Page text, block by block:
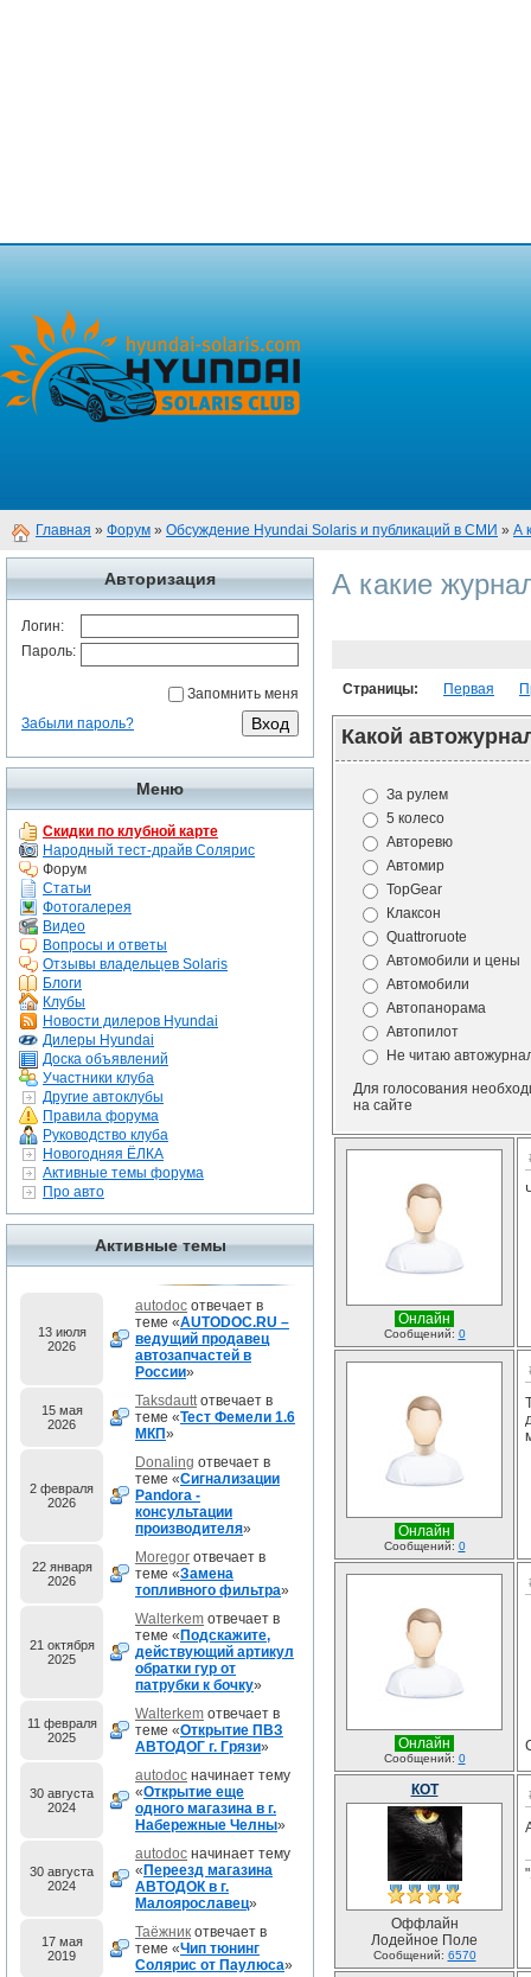
Главная » Форум » Обсуждение Hyundai Solaris и публикаций в СМИ » А
Авторизация
Логин:
Пароль:
Запомнить меня
Забыли пароль?
Меню
Скидки по клубной карте
Народный тест-драйв Солярис
Форум
Статьи
Фотогалерея
Видео
Вопросы и ответы
Отзывы владельцев Solaris
Блоги
Клубы
Новости дилеров Hyundai
Дилеры Hyundai
Доска объявлений
Участники клуба
Другие автоклубы
Правила форума
Руководство клуба
Новогодняя ЁЛКА
Активные темы форума
Про авто
Активные темы
13 июля
2026
autodoc отвечает в
теме «AUTODOC.RU –
ведущий продавец
автозапчастей в
России»
15 мая
2026
Taksdauttотвечает в
теме «Тест Фемели 1.6
МКП»
2 февраля
2026
Donaling отвечает в
теме «Сигнализации
Pandora -
консультации
производителя»
22 января
2026
Moregor отвечает в
теме «Замена
топливного фильтра»
21 октября
2025
Walterkem отвечает в
теме « Подскажите,
действующий артикул
обратки гур от
патрубки к бочку»
11 февраля
2025
Walterkem отвечает в
теме «Открытие ПВЗ
АВТОДОГ г. Грязи»
30 августа
2024
autodoc начинает тему
«Открытие еще
одного магазина в г.
Набережные Челны»
30 августа
2024
autodoc начинает тему
« Переезд магазина
АВТОДОК в г.
Малоярославец»
17 мая
2019
Таёжник отвечает в
теме «Чип тюнинг
Солярис от Паулюса»
А какие
Страницы: Первая
Какой
За рулем
5 колесо
Авторевю
Автомир
TopGear
Клаксон
Quattroruote
Автомобили и цены
Автомобили
Автопанорама
Автопилот
Не читаю
Для голосования
на сайте
Онлайн
Сообщений: 0
Онлайн
Сообщений: 0
Онлайн
Сообщений: 0
КОТ
Оффлайн
Лодейное Поле
Сообщений: 6570